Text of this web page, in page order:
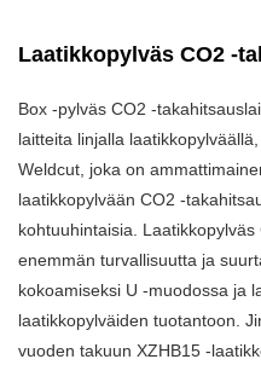
Laatikkopylväs CO2 -
Box -pylväs CO2 -
laitteita linjalla
Weldcut, joka on
laatikkopylvään CO2 -
kohtuuhintaisia.
enemmän turvallisuutta ja
kokoamiseksi U -muodossa ja
laatikkopylväiden tuotantoon.
vuoden takuun XZHB15 -